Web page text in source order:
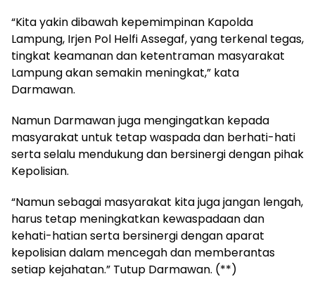
“Kita yakin dibawah kepemimpinan Kapolda
Lampung, Irjen Pol Helfi Assegaf, yang terkenal tegas,
tingkat keamanan dan ketentraman masyarakat
Lampung akan semakin meningkat,” kata
Darmawan.
Namun Darmawan juga mengingatkan kepada
masyarakat untuk tetap waspada dan berhati-hati
serta selalu mendukung dan bersinergi dengan pihak
Kepolisian.
“Namun sebagai masyarakat kita juga jangan lengah,
harus tetap meningkatkan kewaspadaan dan
kehati-hatian serta bersinergi dengan aparat
kepolisian dalam mencegah dan memberantas
setiap kejahatan.” Tutup Darmawan. (**)